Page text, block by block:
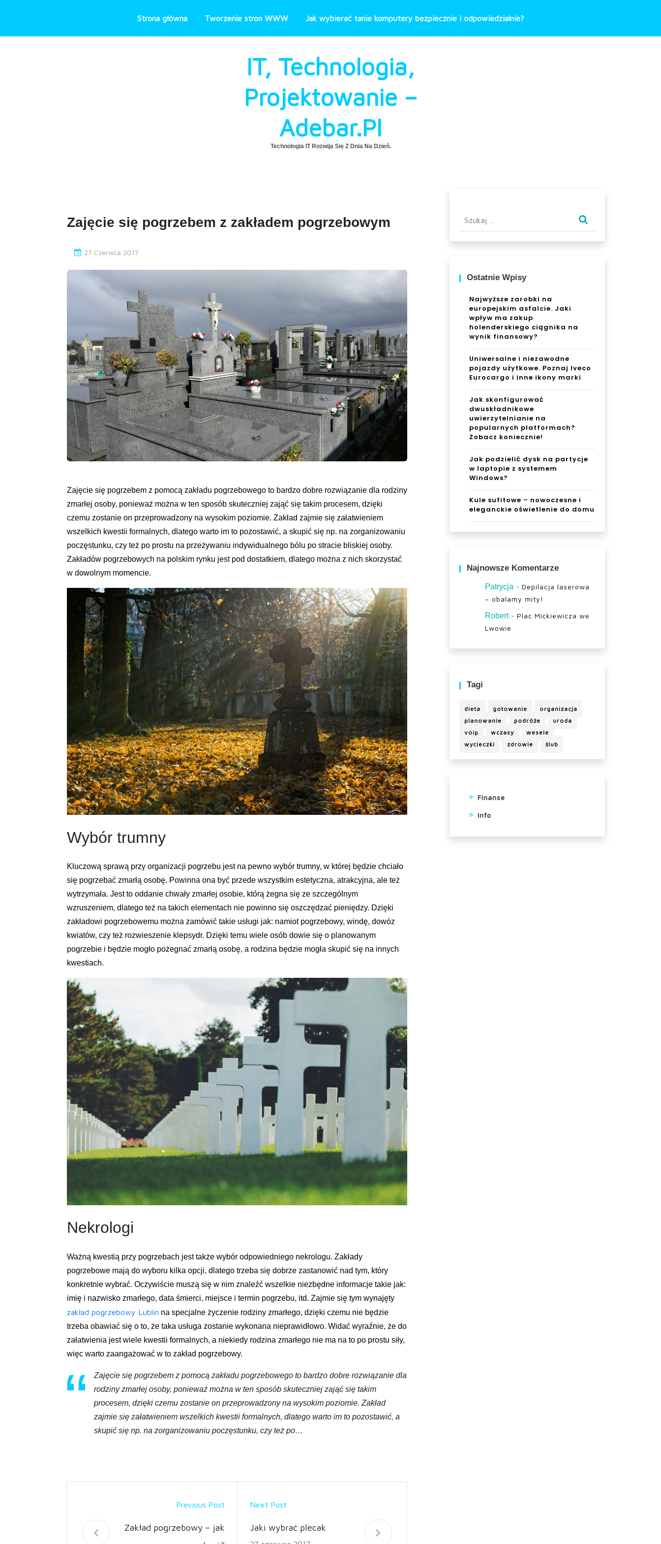
Strona główna Tworzenie stron WWW Jak wybierać tanie komputery bezpiecznie i odpowiedzialnie?
IT, Technologia,
Projektowanie –
Adebar.pl
Technologia IT Rozwija Się Z Dnia Na Dzień.
Zajęcie się pogrzebem z zakładem pogrzebowym
27 Czerwca 2017
Zajęcie się pogrzebem z pomocą zakładu pogrzebowego to bardzo dobre rozwiązanie dla rodziny
zmarłej osoby, ponieważ można w ten sposób skuteczniej zająć się takim procesem, dzięki
czemu zostanie on przeprowadzony na wysokim poziomie. Zakład zajmie się załatwieniem
wszelkich kwestii formalnych, dlatego warto im to pozostawić, a skupić się np. na zorganizowaniu
poczęstunku, czy też po prostu na przeżywaniu indywidualnego bólu po stracie bliskiej osoby.
Zakładów pogrzebowych na polskim rynku jest pod dostatkiem, dlatego można z nich skorzystać
w dowolnym momencie.
Wybór trumny
Kluczową sprawą przy organizacji pogrzebu jest na pewno wybór trumny, w której będzie chciało
się pogrzebać zmarłą osobę. Powinna ona być przede wszystkim estetyczna, atrakcyjna, ale też
wytrzymała. Jest to oddanie chwały zmarłej osobie, którą żegna się ze szczególnym
wzruszeniem, dlatego też na takich elementach nie powinno się oszczędzać pieniędzy. Dzięki
zakładowi pogrzebowemu można zamówić takie usługi jak: namiot pogrzebowy, windę, dowóz
kwiatów, czy też rozwieszenie klepsydr. Dzięki temu wiele osób dowie się o planowanym
pogrzebie i będzie mogło pożegnać zmarłą osobę, a rodzina będzie mogła skupić się na innych
kwestiach.
Nekrologi
Ważną kwestią przy pogrzebach jest także wybór odpowiedniego nekrologu. Zakłady
pogrzebowe mają do wyboru kilka opcji, dlatego trzeba się dobrze zastanowić nad tym, który
konkretnie wybrać. Oczywiście muszą się w nim znaleźć wszelkie niezbędne informacje takie jak:
imię i nazwisko zmarłego, data śmierci, miejsce i termin pogrzebu, itd. Zajmie się tym wynajęty
zakład pogrzebowy Lublin na specjalne życzenie rodziny zmarłego, dzięki czemu nie będzie
trzeba obawiać się o to, że taka usługa zostanie wykonana nieprawidłowo. Widać wyraźnie, że do
załatwienia jest wiele kwestii formalnych, a niekiedy rodzina zmarłego nie ma na to po prostu siły,
więc warto zaangażować w to zakład pogrzebowy.
Zajęcie się pogrzebem z pomocą zakładu pogrzebowego to bardzo dobre rozwiązanie dla
rodziny zmarłej osoby, ponieważ można w ten sposób skuteczniej zająć się takim
procesem, dzięki czemu zostanie on przeprowadzony na wysokim poziomie. Zakład
zajmie się załatwieniem wszelkich kwestii formalnych, dlatego warto im to pozostawić, a
skupić się np. na zorganizowaniu poczęstunku, czy też po…
Previous Post
Zakład pogrzebowy – jak
Next Post
Jaki wybrać plecak
Ostatnie Wpisy
Najwyższe zarobki na
europejskim asfalcie. Jaki
wpływ ma zakup
holenderskiego ciągnika na
wynik finansowy?
Uniwersalne i niezawodne
pojazdy użytkowe. Poznaj Iveco
Eurocargo i inne ikony marki
Jak skonfigurować
dwuskładnikowe
uwierzytelnianie na
popularnych platformach?
Zobacz koniecznie!
Jak podzielić dysk na partycje
w laptopie z systemem
Windows?
Kule sufitowe – nowoczesne i
eleganckie oświetlenie do domu
Najnowsze Komentarze
Patrycja - Depilacja laserowa
– obalamy mity!
Robert- Plac Mickiewicza we
Lwowie
Tagi
dieta gotowanie
organizacja
planowanie
podróże
uroda
voip
wczasy
wesele
wycieczki
zdrowie ślub
Finanse
Info